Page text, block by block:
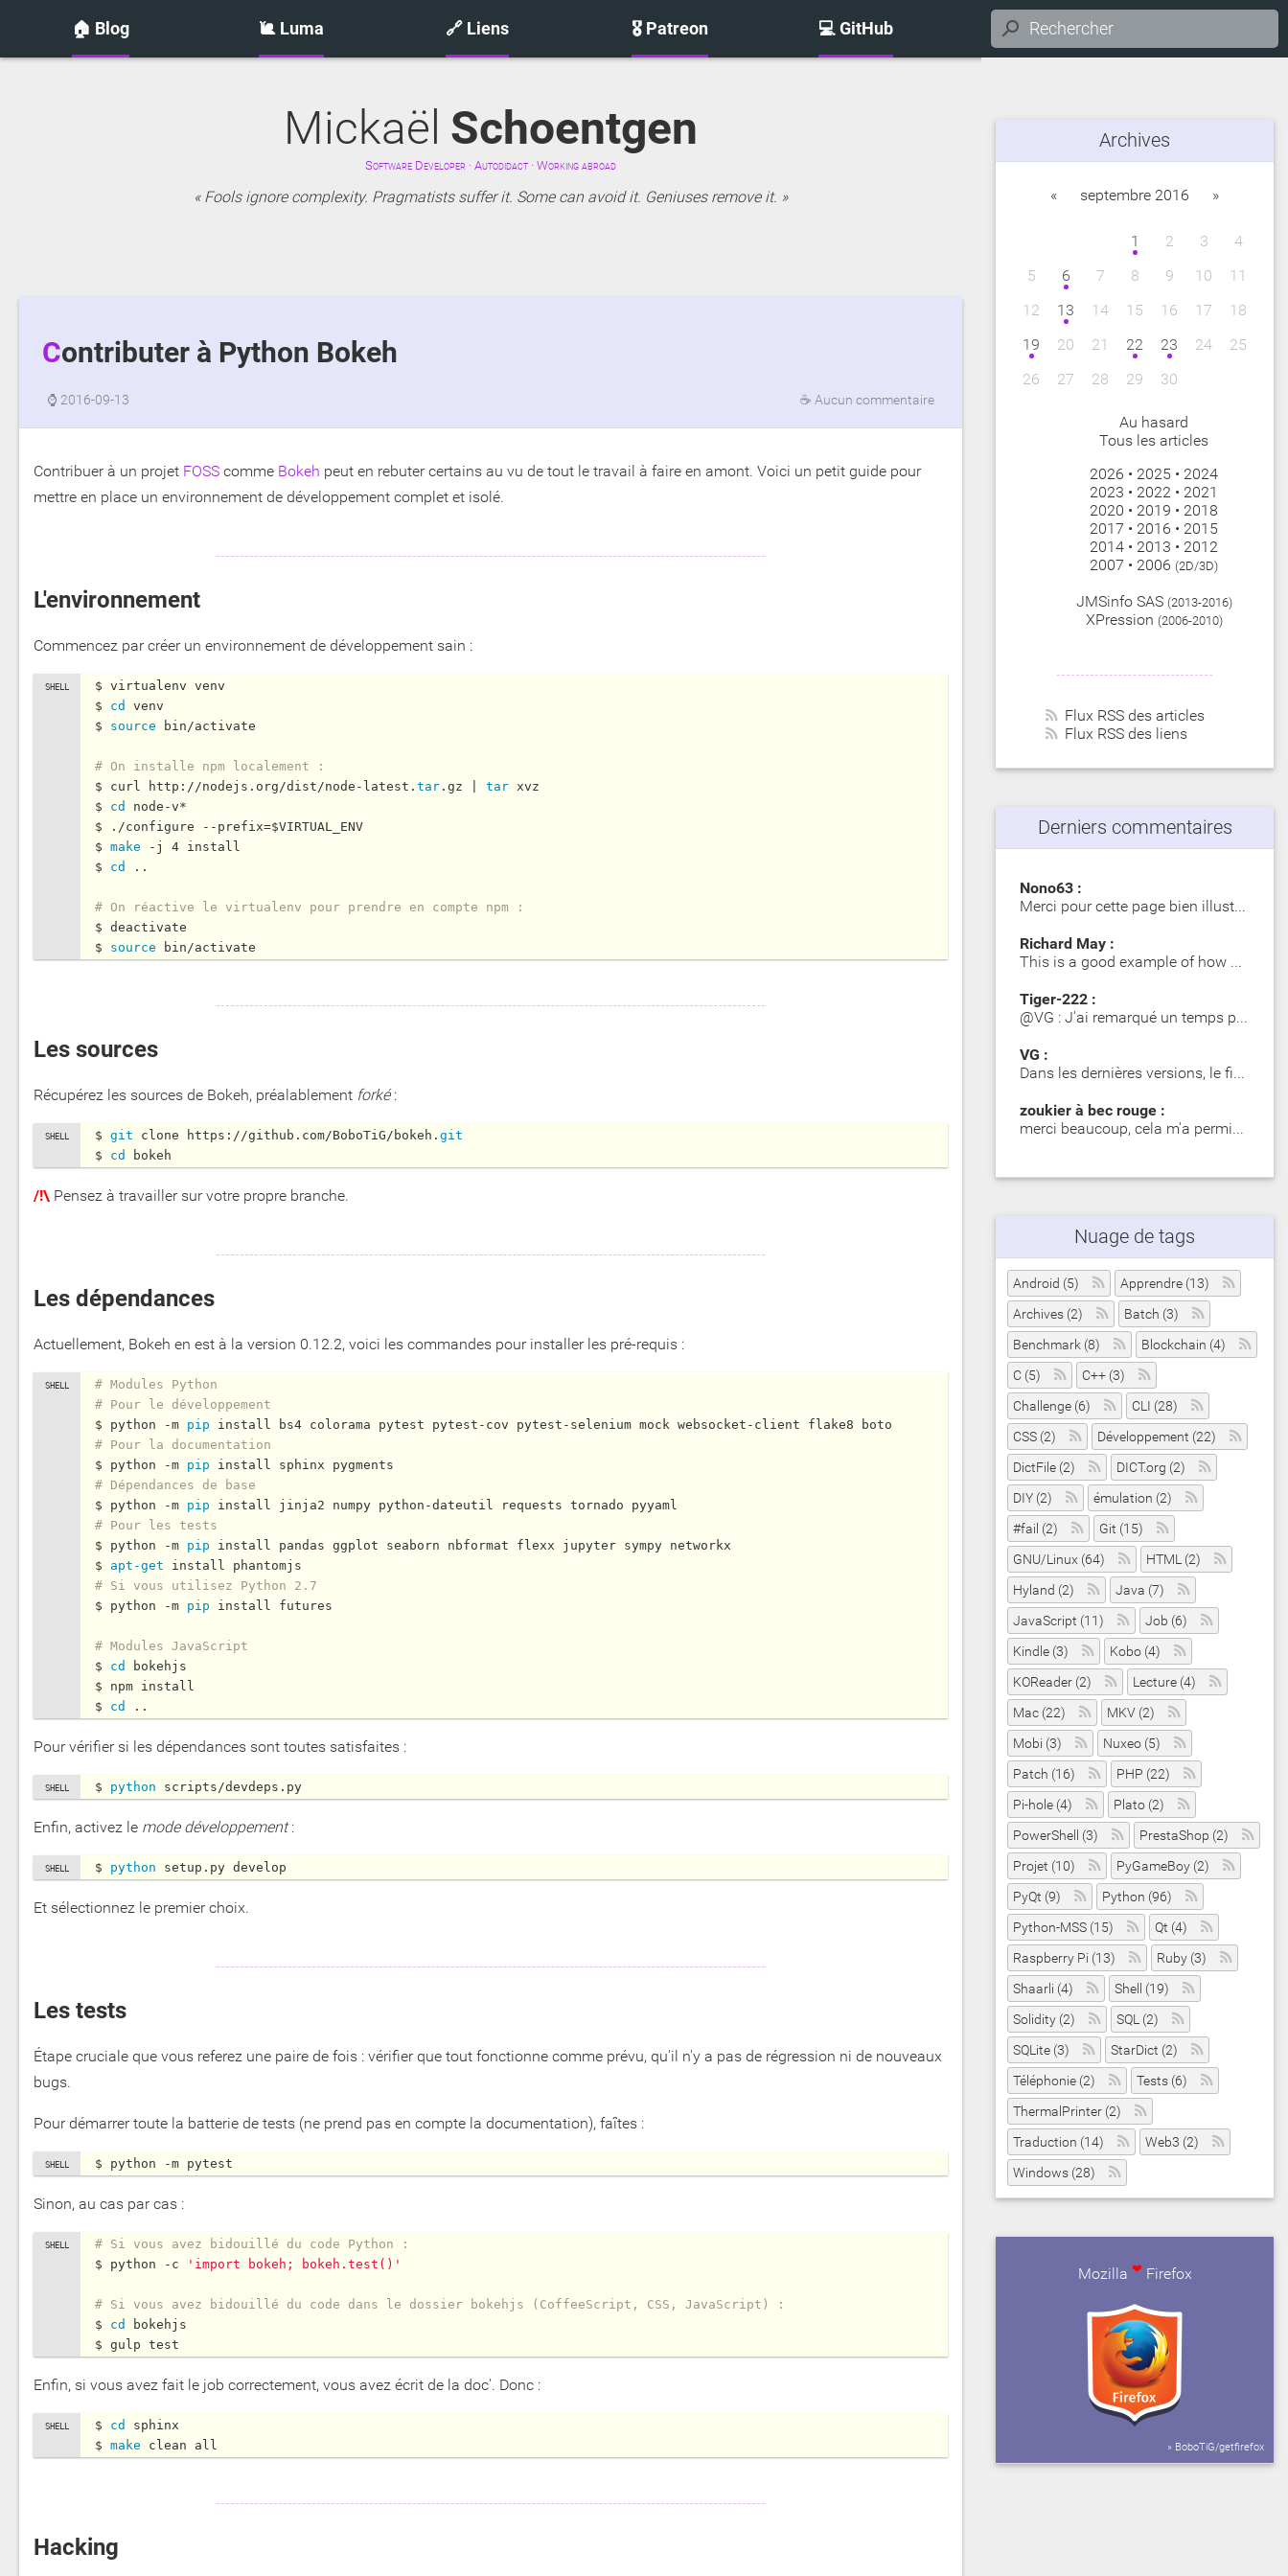
🏠 Blog 🐌 Luma 🔗 Liens 🎖️ Patreon 💻 GitHub
Archives
« septembre 2016 »
1 2 3
4
5
6 7 8 9 10
11
12
13 14 15 16 17
18
19
20 21 22 23 24
25
26
27 28 29 30
Au hasard
Tous les articles
2026 • 2025 • 2024
2023 • 2022 • 2021
2020 • 2019 • 2018
2017 • 2016 • 2015
2014 • 2013 • 2012
2007 • 2006 (2D/3D)
JMSinfo SAS (2013-2016)
XPression (2006-2010)
Flux RSS des articles
Flux RSS des liens
Derniers commentaires
Nono63 :
Merci pour cette page bien illustrée. Les Girelle Paon obs…
Richard May :
This is a good example of how SIP significantly impacts dy…
Tiger-222 :
@VG : J'ai remarqué un temps plus long lors du premier mot…
VG :
Dans les dernières versions, le fichier zip contient des d…
zoukier à bec rouge :
merci beaucoup, cela m'a permis d'identifier des poisson o…
Nuage de tags
Android (5)
Apprendre (13)
Archives (2)
Batch (3)
Benchmark (8)
Blockchain (4)
C (5)
C++ (3)
Challenge (6)
CLI (28)
CSS (2)
Développement (22)
DictFile (2)
DICT.org (2)
DIY (2)
émulation (2)
#fail (2)
Git (15)
GNU/Linux (64)
HTML (2)
Hyland (2)
Java (7)
JavaScript (11)
Job (6)
Kindle (3)
Kobo (4)
KOReader (2)
Lecture (4)
Mac (22)
MKV (2)
Mobi (3)
Nuxeo (5)
Patch (16)
PHP (22)
Pi-hole (4)
Plato (2)
PowerShell (3)
PrestaShop (2)
Projet (10)
PyGameBoy (2)
PyQt (9)
Python (96)
Python-MSS (15)
Qt (4)
Raspberry Pi (13)
Ruby (3)
Shaarli (4)
Shell (19)
Solidity (2)
SQL (2)
SQLite (3)
StarDict (2)
Téléphonie (2)
Tests (6)
ThermalPrinter (2)
Traduction (14)
Web3 (2)
Windows (28)
Mozilla ❤ Firefox
» BoboTiG/getfirefox
Mickaël Schoentgen
Software Developer · Autodidact · Working abroad
Fools ignore complexity. Pragmatists suffer it. Some can avoid it. Geniuses remove it.
Contributer à Python Bokeh
☕Aucun commentaire
⌚ 2016-09-13
Contribuer à un projet FOSS comme Bokeh peut en rebuter certains au vu de tout le travail à faire en amont. Voici un petit guide pour
mettre en place un environnement de développement complet et isolé.
L'environnement
Commencez par créer un environnement de développement sain :
$ virtualenv venv
$ cd
venv
$ source bin/activate
# On installe npm localement :
$ curl http://nodejs.org/dist/node-latest. tar .gz | tar xvz
$ cd
node-v*
$ ./configure --prefix=$VIRTUAL_ENV
$ make -j 4 install
$ cd ..
# On réactive le virtualenv pour prendre en compte npm :
$ deactivate
$ source
Les sources
Récupérez les sources de Bokeh, préalablement forké:
$ git clone https://github.com/BoboTiG/bokeh. git
$ cd
/!\ Pensez à travailler sur votre propre branche.
Les dépendances
Actuellement, Bokeh en est à la version 0.12.2, voici les commandes pour installer les pré-requis :
# Modules Python
# Pour le développement
$ python -m pip
# Pour la documentation
$ python -m pip
# Dépendances de base
$ python -m pip
# Pour les tests
$ python -m pip install pandas ggplot seaborn nbformat flexx jupyter sympy networkx
$ apt-get
# Si vous utilisez Python 2.7
$ python -m pip install futures
# Modules JavaScript
$ cd
bokehjs
$ npm install
$ cd
Pour vérifier si les dépendances sont toutes satisfaites :
$ python scripts/devdeps.py
Enfin, activez le mode développement:
$ python setup.py develop
Et sélectionnez le premier choix.
Les tests
Étape cruciale que vous referez une paire de fois : vérifier que tout fonctionne comme prévu, qu'il n'y a pas de régression ni de nouveaux
bugs.
Pour démarrer toute la batterie de tests (ne prend pas en compte la documentation), faîtes :
$ python -m pytest
Sinon, au cas par cas :
# Si vous avez bidouillé du code Python :
$ python -c
'import bokeh; bokeh.test()'
# Si vous avez bidouillé du code dans le dossier bokehjs (CoffeeScript, CSS, JavaScript) :
$ cd
bokehjs
Enfin, si vous avez fait le job correctement, vous avez écrit de la doc'. Donc :
$ cd
sphinx
$ make
Hacking